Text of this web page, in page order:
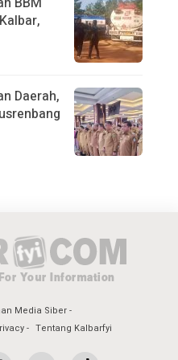
Daerah,
Media Siber
Tentang Kalbarfyi